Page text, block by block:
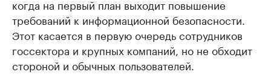
когда на первый план выходит повышение
требований к информационной безопасности.
Этот касается в первую очередь сотрудников
госсектора и крупных компаний, но не обходит
стороной и обычных пользователей.